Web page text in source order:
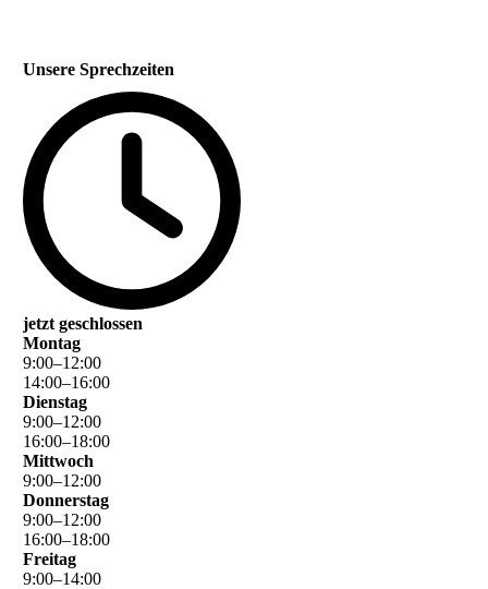
Unsere Sprechzeiten
jetzt geschlossen
Montag
9:00–12:00
14:00–16:00
Dienstag
9:00–12:00
16:00–18:00
Mittwoch
9:00–12:00
Donnerstag
9:00–12:00
16:00–18:00
Freitag
9:00–14:00